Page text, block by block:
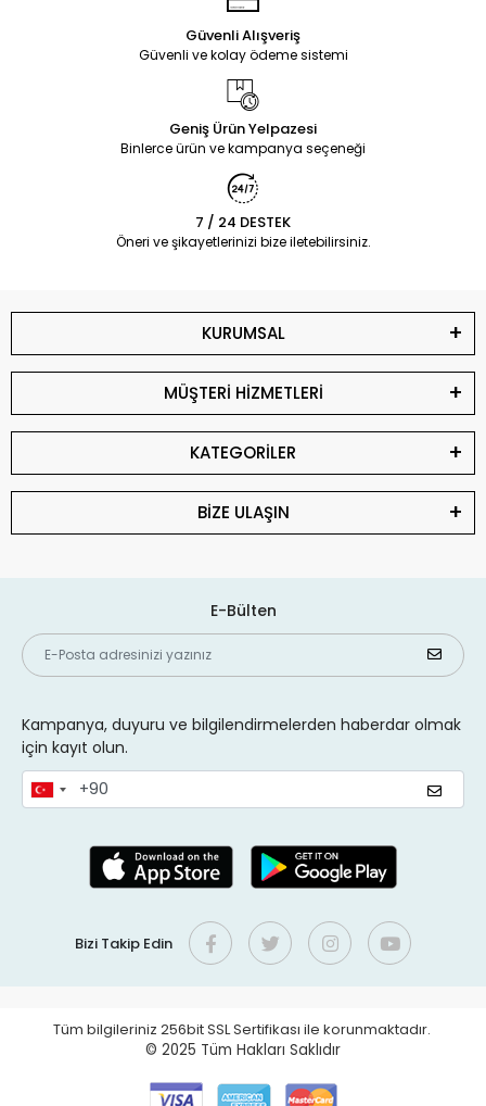
Güvenli Alışveriş
Güvenli ve kolay ödeme sistemi
Geniş Ürün Yelpazesi
Binlerce ürün ve kampanya seçeneği
7 / 24 DESTEK
Öneri ve şikayetlerinizi bize iletebilirsiniz.
KURUMSAL
MÜŞTERİ HİZMETLERİ
KATEGORİLER
BİZE ULAŞIN
E-Bülten
Kampanya, duyuru ve bilgilendirmelerden haberdar olmak
için kayıt olun.
Bizi Takip Edin
Tüm bilgileriniz 256bit SSL Sertifikası ile korunmaktadır.
© 2025 Tüm Hakları Saklıdır